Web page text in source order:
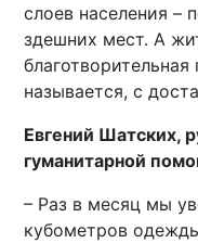
слоев населения –
здешних мест. А
называется, с
Евгений Шатских,
гуманитарной
– Раз в месяц мы
кубометров